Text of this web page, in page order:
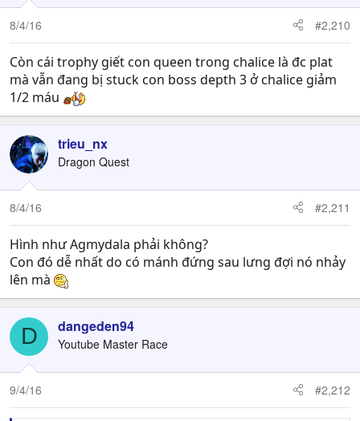
o
n
s
8/4/16 #2,210
Còn cái trophy giết con queen trong chalice là đc plat
mà vẫn đang bị stuck con boss depth 3 ở chalice giảm
1/2 máu
trieu_nx
Dragon Quest
8/4/16 #2,211
Hình như Agmydala phải không?
Con đó dễ nhất do có mánh đứng sau lưng đợi nó nhảy
lên mà
D dangeden94
Youtube Master Race
9/4/16 #2,212